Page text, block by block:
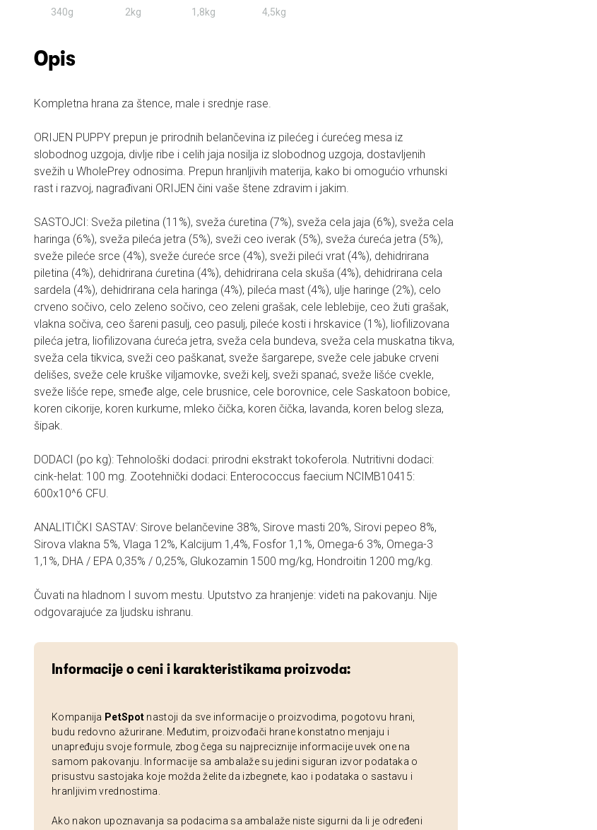
340g 2kg 1,8kg 4,5kg
Opis
Kompletna hrana za štence, male i srednje rase.
ORIJEN PUPPY prepun je prirodnih belančevina iz pilećeg i ćurećeg mesa iz
slobodnog uzgoja, divlje ribe i celih jaja nosilja iz slobodnog uzgoja, dostavljenih
svežih u WholePrey odnosima. Prepun hranljivih materija, kako bi omogućio vrhunski
rast i razvoj, nagrađivani ORIJEN čini vaše štene zdravim i jakim.
SASTOJCI: Sveža piletina (11%), sveža ćuretina (7%), sveža cela jaja (6%), sveža cela
haringa (6%), sveža pileća jetra (5%), sveži ceo iverak (5%), sveža ćureća jetra (5%),
sveže pileće srce (4%), sveže ćureće srce (4%), sveži pileći vrat (4%), dehidrirana
piletina (4%), dehidrirana ćuretina (4%), dehidrirana cela skuša (4%), dehidrirana cela
sardela (4%), dehidrirana cela haringa (4%), pileća mast (4%), ulje haringe (2%), celo
crveno sočivo, celo zeleno sočivo, ceo zeleni grašak, cele leblebije, ceo žuti grašak,
vlakna sočiva, ceo šareni pasulj, ceo pasulj, pileće kosti i hrskavice (1%), liofilizovana
pileća jetra, liofilizovana ćureća jetra, sveža cela bundeva, sveža cela muskatna tikva,
sveža cela tikvica, sveži ceo paškanat, sveže šargarepe, sveže cele jabuke crveni
delišes, sveže cele kruške viljamovke, sveži kelj, sveži spanać, sveže lišće cvekle,
sveže lišće repe, smeđe alge, cele brusnice, cele borovnice, cele Saskatoon bobice,
koren cikorije, koren kurkume, mleko čička, koren čička, lavanda, koren belog sleza,
šipak.
DODACI (po kg): Tehnološki dodaci: prirodni ekstrakt tokoferola. Nutritivni dodaci:
cink-helat: 100 mg. Zootehnički dodaci: Enterococcus faecium NCIMB10415:
600x10^6 CFU.
ANALITIČKI SASTAV: Sirove belančevine 38%, Sirove masti 20%, Sirovi pepeo 8%,
Sirova vlakna 5%, Vlaga 12%, Kalcijum 1,4%, Fosfor 1,1%, Omega-6 3%, Omega-3
1,1%, DHA / EPA 0,35% / 0,25%, Glukozamin 1500 mg/kg, Hondroitin 1200 mg/kg.
Čuvati na hladnom I suvom mestu. Uputstvo za hranjenje: videti na pakovanju. Nije
odgovarajuće za ljudsku ishranu.
Informacije o ceni i karakteristikama proizvoda:
Kompanija PetSpot nastoji da sve informacije o proizvodima, pogotovu hrani,
budu redovno ažurirane. Međutim, proizvođači hrane konstatno menjaju i
unapređuju svoje formule, zbog čega su najpreciznije informacije uvek one na
samom pakovanju. Informacije sa ambalaže su jedini siguran izvor podataka o
prisustvu sastojaka koje možda želite da izbegnete, kao i podataka o sastavu i
hranljivim vrednostima.
Ako nakon upoznavanja sa podacima sa ambalaže niste sigurni da li je određeni